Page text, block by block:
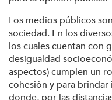
Los medios públicos
sociedad. En los
los cuales cuentan con
desigualdad
aspectos) cumplen un
cohesión y para